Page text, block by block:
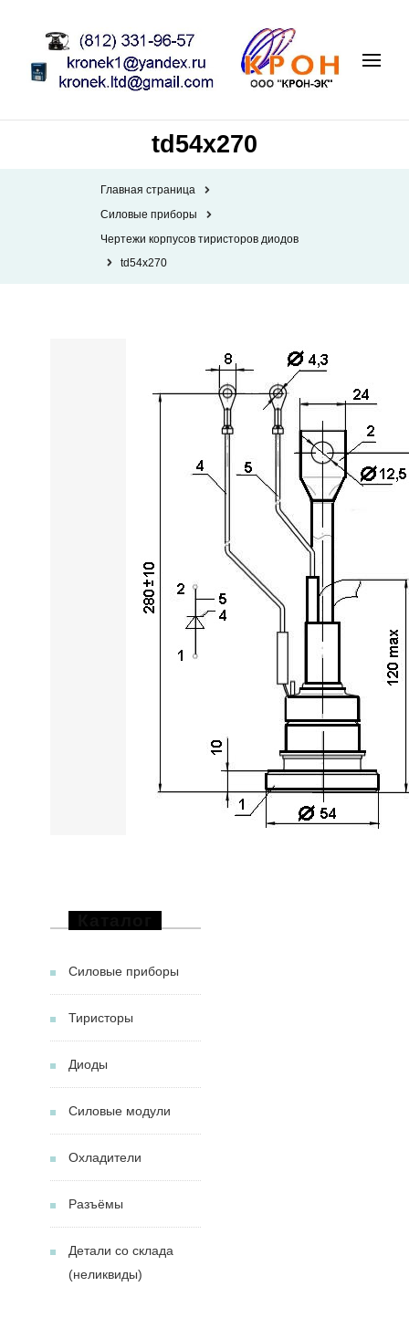
td54x270
Главная страница
Силовые приборы
Чертежи корпусов тиристоров диодов
td54x270
Силовые приборы
Тиристоры
Диоды
Силовые модули
Охладители
Разъёмы
Детали со склада
(неликвиды)